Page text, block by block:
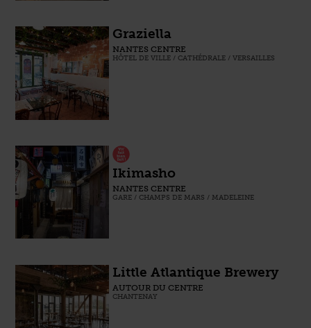
Graziella
NANTES CENTRE
HÔTEL DE VILLE / CATHÉDRALE / VERSAILLES
Ikimasho
NANTES CENTRE
GARE / CHAMPS DE MARS / MADELEINE
Little Atlantique Brewery
AUTOUR DU CENTRE
CHANTENAY